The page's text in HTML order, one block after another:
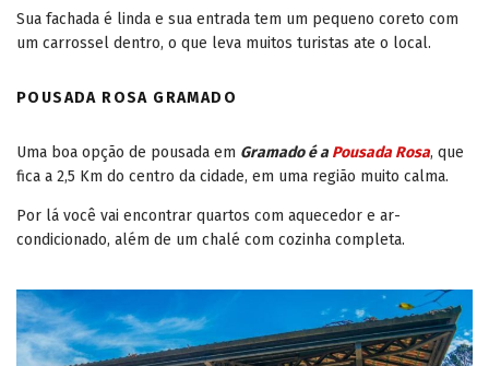
Sua fachada é linda e sua entrada tem um pequeno coreto com
um carrossel dentro, o que leva muitos turistas ate o local.
POUSADA ROSA GRAMADO
Uma boa opção de pousada em Gramado é a Pousada Rosa, que
fica a 2,5 Km do centro da cidade, em uma região muito calma.
Por lá você vai encontrar quartos com aquecedor e ar-
condicionado, além de um chalé com cozinha completa.